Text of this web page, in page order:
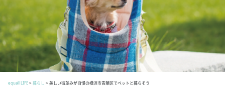
equall LIFE> 暮らし > 美しい街並みが自慢の横浜市青葉区でペットと暮らそう